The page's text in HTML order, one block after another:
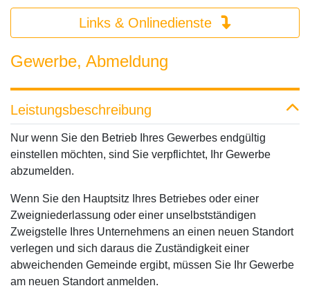
Links & Onlinedienste
Gewerbe, Abmeldung
Leistungsbeschreibung
Nur wenn Sie den Betrieb Ihres Gewerbes endgültig
einstellen möchten, sind Sie verpflichtet, Ihr Gewerbe
abzumelden.
Wenn Sie den Hauptsitz Ihres Betriebes oder einer
Zweigniederlassung oder einer unselbstständigen
Zweigstelle Ihres Unternehmens an einen neuen Standort
verlegen und sich daraus die Zuständigkeit einer
abweichenden Gemeinde ergibt, müssen Sie Ihr Gewerbe
am neuen Standort anmelden.